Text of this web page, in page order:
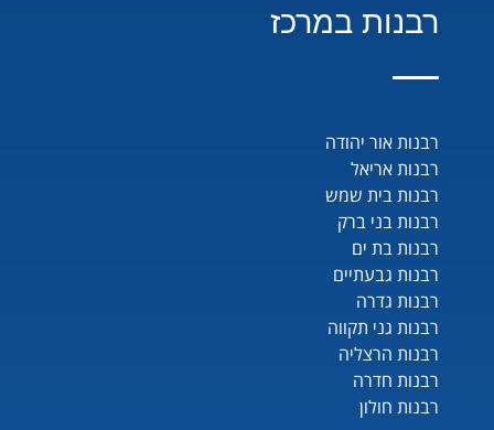
רבנות במרכז
רבנות אור יהודה
רבנות אריאל
רבנות בית שמש
רבנות בני ברק
רבנות בת ים
רבנות גבעתיים
רבנות גדרה
רבנות גני תקווה
רבנות הרצליה
רבנות חדרה
רבנות חולון